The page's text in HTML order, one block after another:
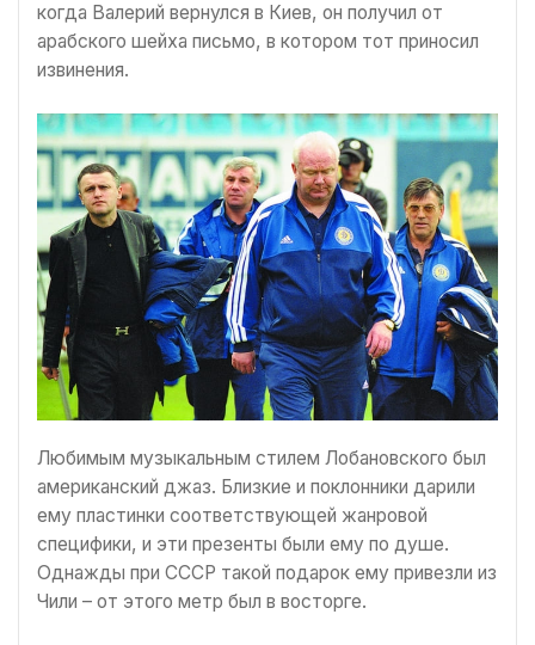
когда Валерий вернулся в Киев, он получил от
арабского шейха письмо, в котором тот приносил
извинения.
Любимым музыкальным стилем Лобановского был
американский джаз. Близкие и поклонники дарили
ему пластинки соответствующей жанровой
специфики, и эти презенты были ему по душе.
Однажды при СССР такой подарок ему привезли из
Чили – от этого метр был в восторге.